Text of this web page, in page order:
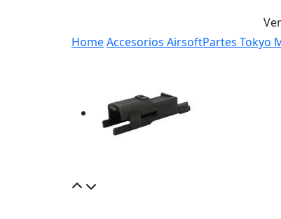
HomeAccesorios AirsoftPartes Tokyo